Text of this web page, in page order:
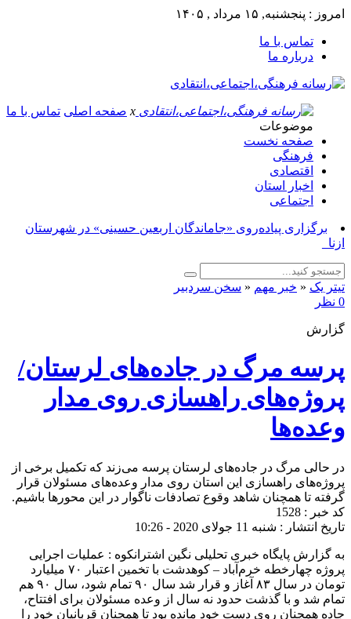
امروز : پنجشنبه, ۱۵ مرداد , ۱۴۰۵
تماس با ما
درباره ما
x صفحه اصلی تماس با ما
موضوعات
صفحه نخست
فرهنگی
اقتصادی
اخبار استان
اجتماعی
برگزاری پیاده‌روی «جاماندگان اربعین حسینی» در شهرستان
ازنا_
تیتر یک « خبر مهم « سخن سردبیر
0 نظر
گزارش
پرسه مرگ در جاده‌های لرستان/
پروژه‌های راهسازی روی مدار
وعده‌ها
در حالی مرگ در جاده‌های لرستان پرسه می‌زند که تکمیل برخی از
پروژه‌های راهسازی این استان روی مدار وعده‌های مسئولان قرار
گرفته تا همچنان شاهد وقوع تصادفات ناگوار در این محورها باشیم.
کد خبر : 1528
تاریخ انتشار : شنبه 11 جولای 2020 - 10:26
به گزارش پایگاه خبری تحلیلی نگین اشترانکوه : عملیات اجرایی
پروژه چهارخطه خرم‌آباد – کوهدشت با تخمین اعتبار ۷۰ میلیارد
تومان در سال ۸۳ آغاز و قرار شد سال ۹۰ تمام شود، سال ۹۰ هم
تمام شد و با گذشت حدود نه سال از وعده مسئولان برای افتتاح،
جاده همچنان روی دست خود مانده بود تا همچنان قربانیان خود را